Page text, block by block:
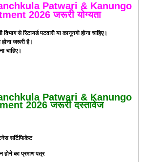
Patwari & Kanungo
2026 जरूरी योग्यता
से रिटायर्ड पटवारी या कानूनगो होना चाहिए।
जरूरी है।
चाहिए।
Patwari & Kanungo
2026 जरूरी दस्तावेज
सर्टिफिकेट
होने का प्रमाण पत्र